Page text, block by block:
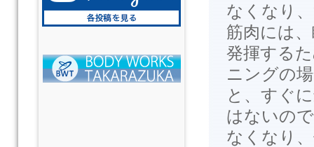
なくなり
筋肉には
発揮する
ニングの
と、すぐ
はないの
なくなり